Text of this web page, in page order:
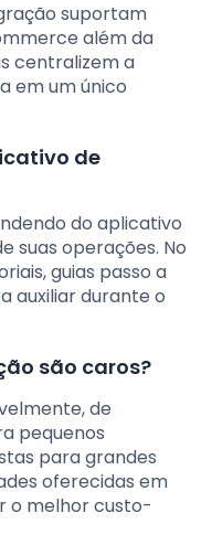
suportam
além da
centralizem a
em um único
de
do aplicativo
suas operações. No
guias passo a
auxiliar durante o
são caros?
de
pequenos
para grandes
oferecidas em
o melhor custo-